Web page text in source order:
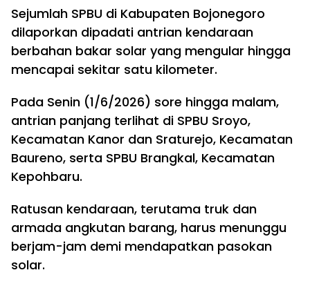
Sejumlah SPBU di Kabupaten Bojonegoro
dilaporkan dipadati antrian kendaraan
berbahan bakar solar yang mengular hingga
mencapai sekitar satu kilometer.
Pada Senin (1/6/2026) sore hingga malam,
antrian panjang terlihat di SPBU Sroyo,
Kecamatan Kanor dan Sraturejo, Kecamatan
Baureno, serta SPBU Brangkal, Kecamatan
Kepohbaru.
Ratusan kendaraan, terutama truk dan
armada angkutan barang, harus menunggu
berjam-jam demi mendapatkan pasokan
solar.